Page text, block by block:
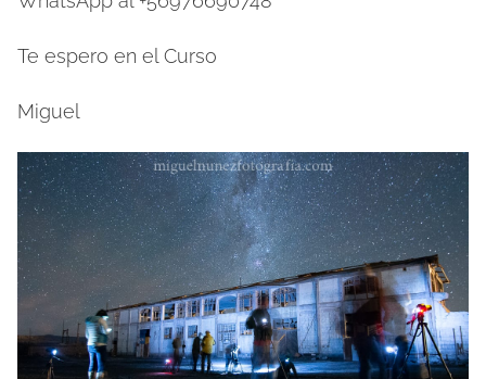
Te espero en el Curso
Miguel